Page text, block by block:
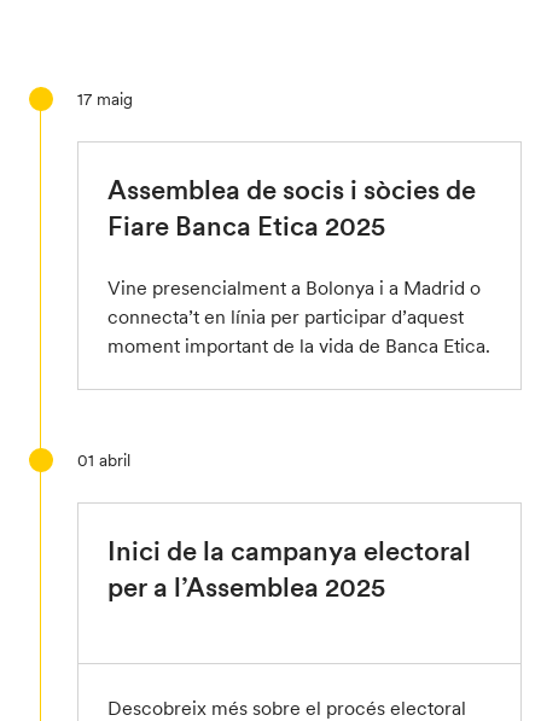
17 maig
Assemblea de socis i sòcies de
Fiare Banca Etica 2025
Vine presencialment a Bolonya i a Madrid o
connecta’t en línia per participar d’aquest
moment important de la vida de Banca Etica.
01 abril
Inici de la campanya electoral
per a l’Assemblea 2025
Descobreix més sobre el procés electoral